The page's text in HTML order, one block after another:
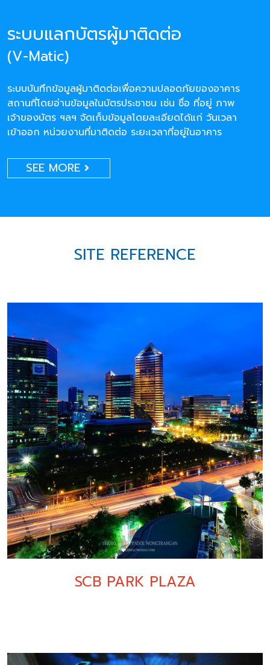
ระบบแลกบัตรผู้มาติดต่อ
(V-Matic)
ระบบบันทึกข้อมูลผู้มาติดต่อเพื่อความปลอดภัยของอาคาร
สถานที่โดยอ่านข้อมูลในบัตรประชาชน เช่น ชื่อ ที่อยู่ ภาพ
เจ้าของบัตร ฯลฯ จัดเก็บข้อมูลโดยละเอียดได้แก่ วันเวลา
เข้าออก หน่วยงานที่มาติดต่อ ระยะเวลาที่อยู่ในอาคาร
SEE MORE
SITE REFERENCE
SCB PARK PLAZA